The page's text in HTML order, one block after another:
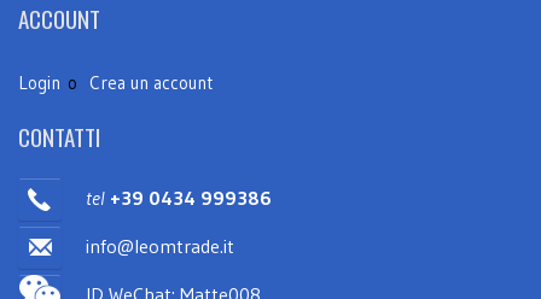
ACCOUNT
Login o Crea un account
CONTATTI
tel +39 0434 999386
info@leomtrade.it
ID WeChat: Matte008